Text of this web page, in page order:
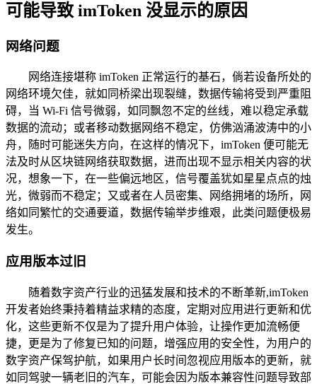
可能导致 imToken 没显示的原因
网络问题
网络连接堪称 imToken 正常运行的基石，倘若设备所处的
网络环境欠佳，就如同桥梁出现裂缝，数据传输将受到严重阻
碍，当 Wi-Fi 信号微弱，如同飘忽不定的丝线，难以稳定承载
数据的流动；或者移动数据网络不稳定，仿佛汹涌波涛中的小
舟，随时可能迷失方向，在这样的情况下，imToken 便可能无
法及时从区块链网络获取数据，进而出现不显示相关内容的状
况，想象一下，在一些偏远地区，信号覆盖犹如星星点点的烛
光，微弱而不稳定；又或者在人员密集、网络拥堵的场所，网
络如同繁忙的交通要道，数据传输举步维艰，此类问题便极易
发生。
应用版本过旧
随着数字资产行业的迅猛发展和技术的不断革新,imToken
开发者始终秉持着精益求精的态度，定期对应用进行更新和优
化，这些更新不仅是为了提升用户体验，让操作更加流畅便
捷，更是为了修复已知的问题，增强应用的安全性，为用户的
数字资产保驾护航，如果用户长时间忽视应用版本的更新，就
如同驾驶一辆老旧的汽车，可能会因为版本兼容性问题导致部